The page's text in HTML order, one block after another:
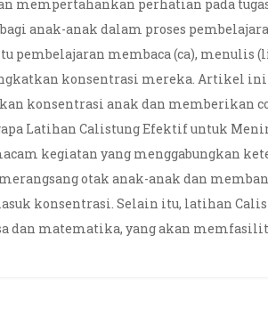
mempertahankan perhatian pada
anak-anak dalam proses
membaca (ca), menulis
konsentrasi mereka. Artikel
konsentrasi anak dan memberikan
Latihan Calistung Efektif untuk
kegiatan yang menggabungkan
otak anak-anak dan
konsentrasi. Selain itu, latihan
dan matematika, yang akan